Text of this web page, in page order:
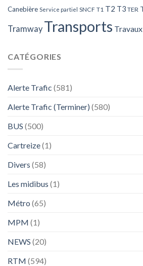
Canebière Service partiel SNCF T1 T2 T3 TER
Tramway Transports Travaux
CATÉGORIES
Alerte Trafic (581)
Alerte Trafic (Terminer) (580)
BUS (500)
Cartreize(1)
Divers (58)
Les midibus (1)
Métro (65)
MPM (1)
NEWS (20)
RTM (594)